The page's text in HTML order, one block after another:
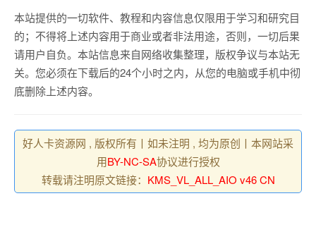
本站提供的一切软件、教程和内容信息仅限用于学习和研究目
的；不得将上述内容用于商业或者非法用途，否则，一切后果
请用户自负。本站信息来自网络收集整理，版权争议与本站无
关。您必须在下载后的24个小时之内，从您的电脑或手机中彻
底删除上述内容。
好人卡资源网 , 版权所有丨如未注明 , 均为原创丨本网站采
用BY-NC-SA协议进行授权
转载请注明原文链接： KMS_VL_ALL_AIO v46 CN